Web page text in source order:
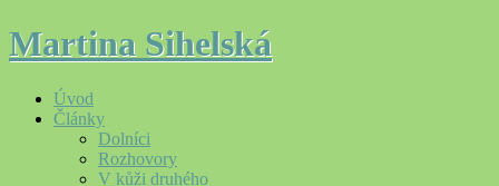
Martina Sihelská
Úvod
Články
Dolníci
Rozhovory
V kůži druhého